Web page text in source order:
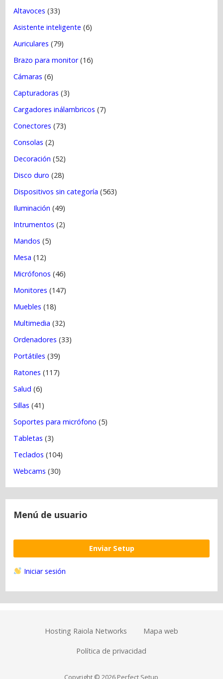
Altavoces (33)
Asistente inteligente (6)
Auriculares (79)
Brazo para monitor(16)
Cámaras (6)
Capturadoras (3)
Cargadores inálambricos (7)
Conectores (73)
Consolas (2)
Decoración (52)
Disco duro (28)
Dispositivos sin categoría (563)
Iluminación (49)
Intrumentos (2)
Mandos (5)
Mesa (12)
Micrófonos (46)
Monitores (147)
Muebles (18)
Multimedia (32)
Ordenadores (33)
Portátiles (39)
Ratones (117)
Salud (6)
Sillas (41)
Soportes para micrófono (5)
Tabletas (3)
Teclados (104)
Webcams (30)
Menú de usuario
Enviar Setup
Iniciar sesión
Hosting Raiola Networks Mapa web
Política de privacidad
Copyright © 2026 Perfect Setup